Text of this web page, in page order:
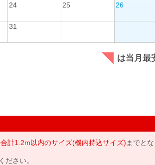
24 25 26
31
は当月最
計1.2m以内のサイズ(機内持込サイズ) までと
ださい。